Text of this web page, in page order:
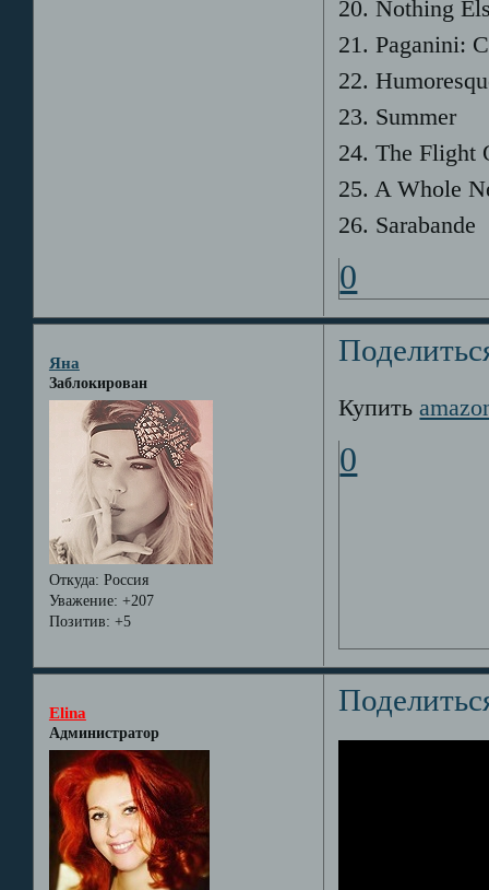
20. Nothing
21. Paganini:
22.
23. Summer
24. The Flight
25. A Whole
26. Sarabande
0
Яна
Заблокирован
Откуда: Россия
Уважение: +207
Позитив: +5
Купить
0
Elina
Администратор